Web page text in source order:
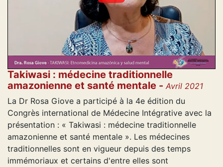
Takiwasi : médecine traditionnelle
amazonienne et santé mentale - Avril 2021
La Dr Rosa Giove a participé à la 4e édition du
Congrès international de Médecine Intégrative avec la
présentation : « Takiwasi : médecine traditionnelle
amazonienne et santé mentale ». Les médecines
traditionnelles sont en vigueur depuis des temps
immémoriaux et certains d'entre elles sont